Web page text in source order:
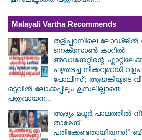
Malayali Vartha Recommends
തളിപ്പറമ്പിലെ ലോഡ്ജിൽ
നെക്സോൺ കാറിൽ
അഡ്വക്കേറ്റിന്റെ
പഴുതടച്ച നീക്കവുമായി
പോലീസ്; ആയങ്കിയുടെ
ഒടുവിൽ ലോക്കപ്പിലും കൂസലില്ലാതെ
പത്രവായന...
ആദ്യം മധൂർ പാലത്തിൽ
താഴേക്ക്
പതിക്കേണ്ടതായിരുന്നു!"